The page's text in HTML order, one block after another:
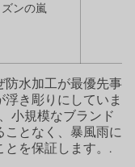
ズンの嵐
防水加工が最優先事
き彫りにしていま
小規模なブランド
ことなく、暴風雨に
とを保証します。.